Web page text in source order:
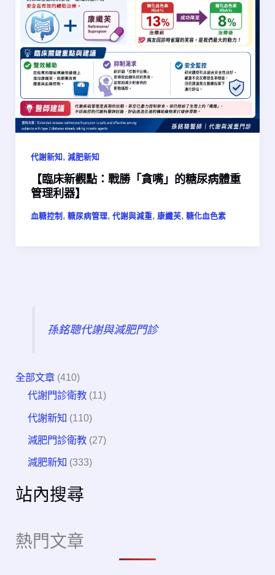
代謝新知, 減肥新知
【臨床新觀點：戰勝「貪嘴」的糖尿病體重
管理利器】
血糖控制, 糖尿病管理, 代謝與減重, 康纖芙, 糖化血色素
孫銘聰代謝與減肥門診
全部文章 (410)
代謝門診衛教 (11)
代謝新知 (110)
減肥門診衛教 (27)
減肥新知 (333)
站內搜尋
熱門文章